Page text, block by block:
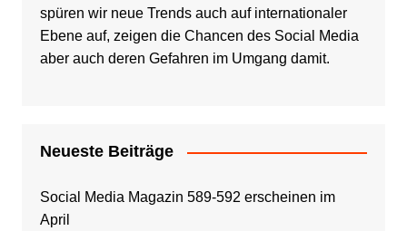
spüren wir neue Trends auch auf internationaler
Ebene auf, zeigen die Chancen des Social Media
aber auch deren Gefahren im Umgang damit.
Neueste Beiträge
Social Media Magazin 589-592 erscheinen im
April